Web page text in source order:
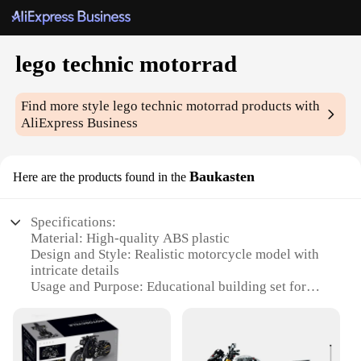
lego technic motorrad
Find more stylelego technic motorrad products with
AliExpress Business
Here are the products found in the Baukasten
Specifications:
Material: High-quality ABS plastic
Design and Style: Realistic motorcycle model with
intricate details
Usage and Purpose: Educational building set for
Performance and Property: Durable and sturdy
construction
Parts and Accessories: Comprehensive set with